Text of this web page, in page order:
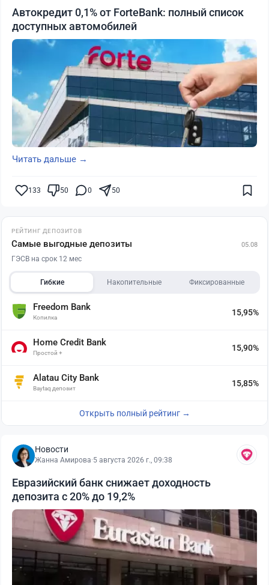
Автокредит 0,1% от ForteBank: полный список
доступных автомобилей
Читать дальше →
133 50 0 50
РЕЙТИНГ ДЕПОЗИТОВ
Самые выгодные депозиты 05.08
ГЭСВ на срок 12 мес
Гибкие Накопительные Фиксированные
Freedom Bank
Копилка
15,95%
Home Credit Bank
Простой +
15,90%
Alatau City Bank
Baytaq депозит
15,85%
Открыть полный рейтинг →
Новости
Жанна Амирова·5 августа 2026 г., 09:38
Евразийский банк снижает доходность
депозита с 20% до 19,2%